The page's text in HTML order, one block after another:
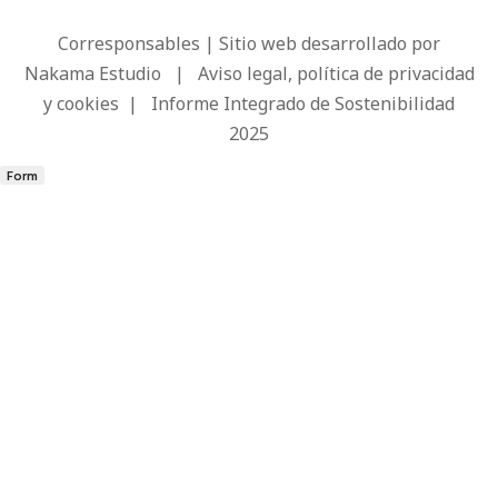
Corresponsables | Sitio web desarrollado por
Nakama Estudio | Aviso legal, política de privacidad
y cookies | Informe Integrado de Sostenibilidad
2025
Form